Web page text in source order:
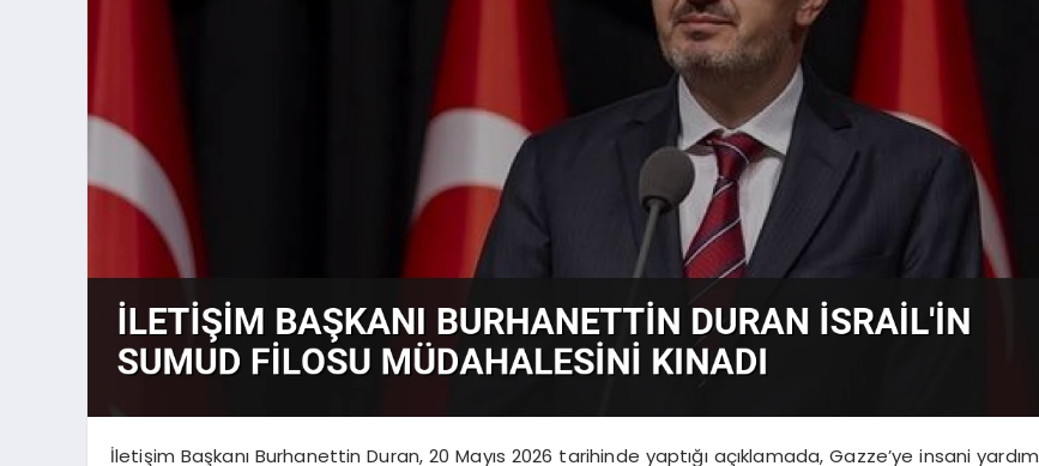
İletişim Başkanı Burhanettin Duran, 20 Mayıs 2026 tarihinde yaptığı açıklamada, Gazze’ye insani yardım